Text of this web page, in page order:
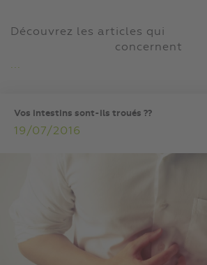
Découvrez les articles qui
concernent
...
Vos intestins sont-ils troués ??
19/07/2016